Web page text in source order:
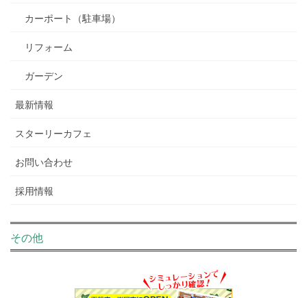
カーポート（駐車場）
リフォーム
ガーデン
最新情報
スターリーカフェ
お問い合わせ
採用情報
その他